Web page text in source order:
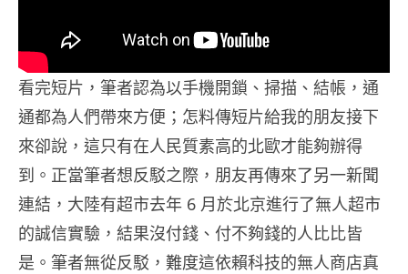
看完短片，筆者認為以手機開鎖、掃描、結帳，通
通都為人們帶來方便；怎料傳短片給我的朋友接下
來卻說，這只有在人民質素高的北歐才能夠辦得
到。正當筆者想反駁之際，朋友再傳來了另一新聞
連結，大陸有超市去年 6 月於北京進行了無人超市
的誠信實驗，結果沒付錢、付不夠錢的人比比皆
是。筆者無從反駁，難度這依賴科技的無人商店真